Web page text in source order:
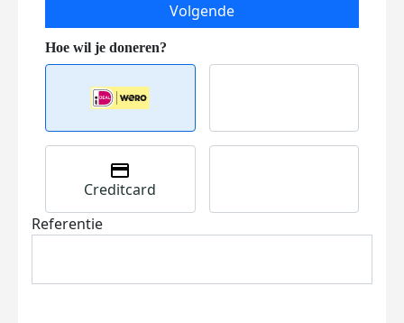
Volgende
Creditcard
Referentie